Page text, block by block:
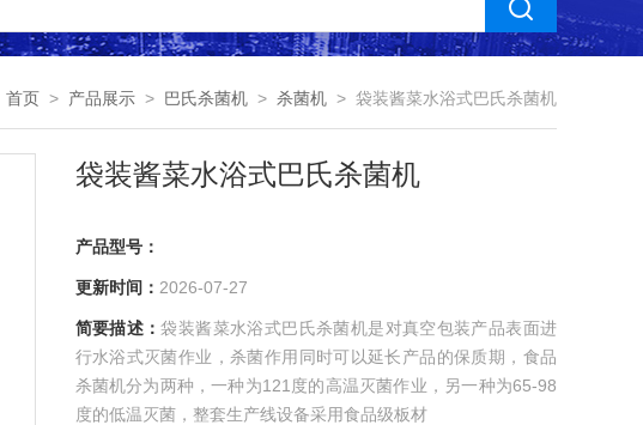
首页 > 产品展示 > 巴氏杀菌机 > 杀菌机 > 袋装酱菜水浴式巴氏杀菌机
袋装酱菜水浴式巴氏杀菌机
产品型号：
更新时间： 2026-07-27
简要描述：袋装酱菜水浴式巴氏杀菌机是对真空包装产品表面进
行水浴式灭菌作业，杀菌作用同时可以延长产品的保质期，食品
杀菌机分为两种，一种为121度的高温灭菌作业，另一种为65-98
度的低温灭菌，整套生产线设备采用食品级板材